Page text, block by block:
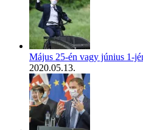
Május 25-én vagy június 1-
2020.05.13.